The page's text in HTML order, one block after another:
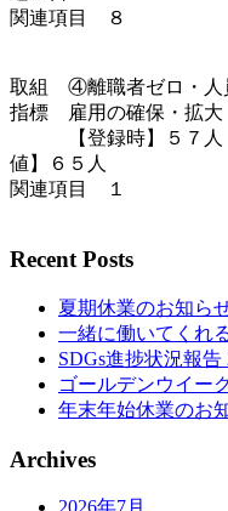
関連項目 ８
取組 ④離職者ゼロ・人
指標 雇用の確保・拡大
【登録時】５７人
値】６５人
関連項目 １
Recent Posts
夏期休業のお知ら
一緒に働いてくれ
SDGs進捗状況報告
ゴールデンウイー
年末年始休業のお
Archives